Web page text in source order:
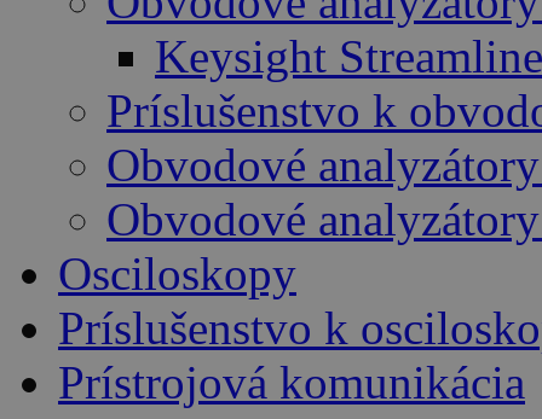
Keysight
Príslušenstvo k
Obvodové
Obvodové
Osciloskopy
Príslušenstvo k
Prístrojová komunikácia